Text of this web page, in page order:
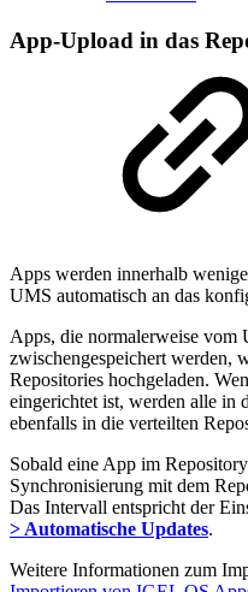
App-Upload in das
Apps werden innerhalb
UMS automatisch an das
Apps, die normalerweise vom
zwischengespeichert werden,
Repositories hochgeladen.
eingerichtet ist, werden alle in
ebenfalls in die verteilten
Sobald eine App im
Synchronisierung mit dem
Das Intervall entspricht der
> Automatische Updates.
Weitere Informationen zum